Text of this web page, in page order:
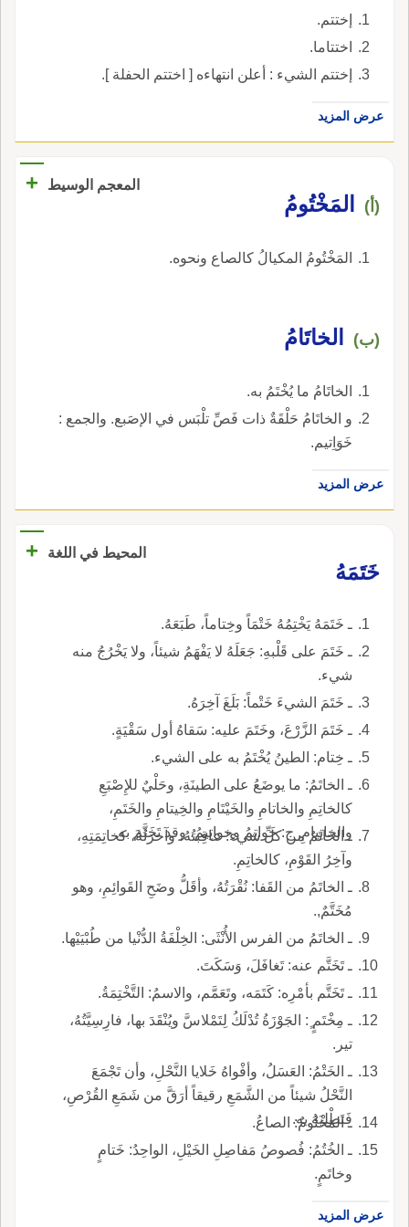
إختتم.
اختتاما.
إختتم الشيء : أعلن انتهاءه [ اختتم الحفلة ].
عرض المزيد
المعجم الوسيط +
(أ) المَخْتُومُ
المَخْتُومُ المكيالُ كالصاع ونحوه.
(ب) الخاتَامُ
الخاتَامُ ما يُخْتَمُ به.
و الخاتَامُ حَلْقَةٌ ذات فَصِّ تلْبَس في الإصَبع. والجمع :
خَوَاِتيم.
عرض المزيد
المحيط في اللغة
+
خَتَمَهُ
ـ خَتَمَهُ يَخْتِمُهُ خَتْمَاً وخِتاماً، طَبَعَهُ.
ـ خَتَمَ على قَلْبهِ: جَعَلَهُ لا يَفْهَمُ شيئاً، ولا يَخْرُجُ منه
شيء.
ـ خَتَمَ الشيءَ خَتْماً: بَلَغَ آخِرَهُ.
ـ خَتَمَ الزَّرْعَ، وخَتَمَ عليه: سَقاهُ أول سَقْيَةٍ.
ـ خِتام: الطينُ يُخْتَمُ به على الشيء.
ـ الخاتَمُ: ما يوضَعُ على الطينَةِ، وحَلْيٌ للإِصْبَعِ
كالخاتِمِ والخاتامِ والخَيْتَامِ والخِيتامِ والخَتَمِ،
والخاتِيامِ, ج: خَواتِمُ وخواتِيمُ، وقد تَخَتَّمَ به.
ـ الخاتَمُ من كلِّ شيء: عاقِبتُهُ، وآخرَتُهُ، كخاتِمَتِهِ،
وآخِرُ القَوْمِ، كالخاتِمِ.
ـ الخاتَمُ من القَفا: نُقْرَتُهُ، وأقَلُّ وضَحِ القَوائِمِ، وهو
مُخَتَّمٌ,.
ـ الخاتَمُ من الفرس الأُنْثَى: الخِلْفَةُ الدُّنْيا من طُبْيَيْها.
ـ تَخَتَّم عنه: تَغافَلَ، وَسَكَتَ.
ـ تَخَتَّم بأمْرِه: كَتَمَه، وتَعَمَّم، والاسمُ: التَّخْتِمَةُ.
ـ مِخْتَمٍ ٍ: الجَوْزَةُ تُدْلَكُ لِتَمْلاسَّ ويُنْقَدَ بها، فارِسِيَّتُهُ،
تير.
ـ الخَتْمُ: العَسَلُ، وأفْواهُ خَلايا النَّحْلِ، وأن تَجْمَعَ
النَّحْلُ شيئاً من الشَّمَعِ رقيقاً أرَقَّ من شَمَعِ القُرْصِ،
فَتَطْلِيَهُ به.
ـ المَخْتُومُ: الصاعُ.
ـ الخُتُمُ: فُصوصُ مَفاصِلِ الخَيْلِ، الواحِدُ: خَتامٍ
وخاتَمٍ.
عرض المزيد